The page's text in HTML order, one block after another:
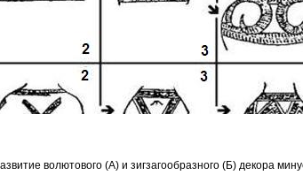
волютового (А) и зигзагообразного (Б) декора